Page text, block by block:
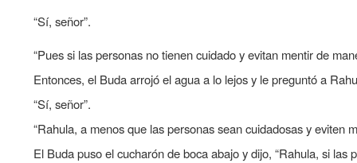
“Sí, señor”.
“Pues si las personas no tienen cuidado y evitan mentir de
Entonces, el Buda arrojó el agua a lo lejos y le preguntó a
“Sí, señor”.
“Rahula, a menos que las personas sean cuidadosas y eviten
El Buda puso el cucharón de boca abajo y dijo, “Rahula, si